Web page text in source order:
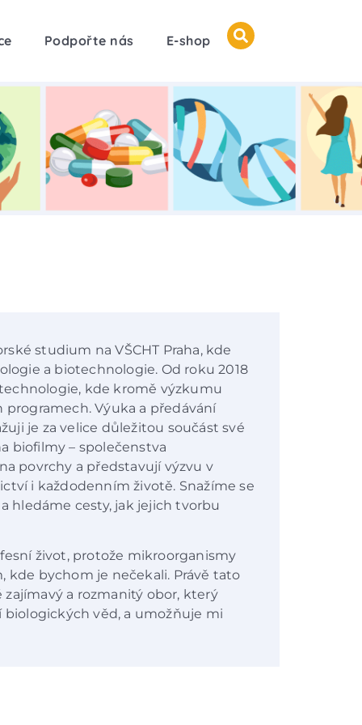
Podpořte nás E-shop
studium na VŠCHT Praha, kde
a biotechnologie. Od roku 2018
kde kromě výzkumu
Výuka a předávání
je za velice důležitou součást své
biofilmy – společenstva
povrchy a představují výzvu v
i každodenním životě. Snažíme se
hledáme cesty, jak jejich tvorbu
život, protože mikroorganismy
kde bychom je nečekali. Právě tato
a rozmanitý obor, který
věd, a umožňuje mi